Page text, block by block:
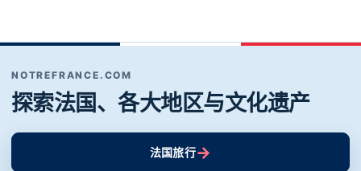
NOTREFRANCE.COM
探索法国、各大地区与文化遗产
法国旅行→